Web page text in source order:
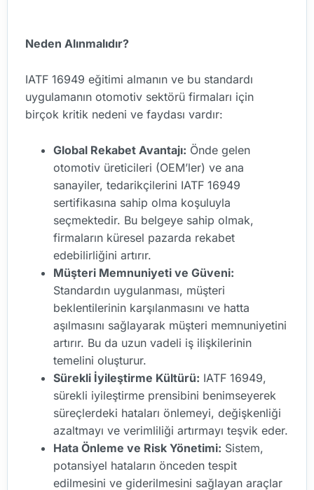
Neden Alınmalıdır?
IATF 16949 eğitimi almanın ve bu standardı
uygulamanın otomotiv sektörü firmaları için
birçok kritik nedeni ve faydası vardır:
Global Rekabet Avantajı: Önde gelen
otomotiv üreticileri (OEM’ler) ve ana
sanayiler, tedarikçilerini IATF 16949
sertifikasına sahip olma koşuluyla
seçmektedir. Bu belgeye sahip olmak,
firmaların küresel pazarda rekabet
edebilirliğini artırır.
Müşteri Memnuniyeti ve Güveni:
Standardın uygulanması, müşteri
beklentilerinin karşılanmasını ve hatta
aşılmasını sağlayarak müşteri memnuniyetini
artırır. Bu da uzun vadeli iş ilişkilerinin
temelini oluşturur.
Sürekli İyileştirme Kültürü: IATF 16949,
sürekli iyileştirme prensibini benimseyerek
süreçlerdeki hataları önlemeyi, değişkenliği
azaltmayı ve verimliliği artırmayı teşvik eder.
Hata Önleme ve Risk Yönetimi: Sistem,
potansiyel hataların önceden tespit
edilmesini ve giderilmesini sağlayan araçlar